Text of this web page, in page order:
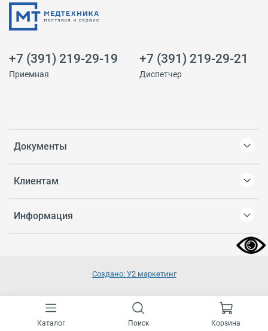
Документы
Клиентам
Информация
+7 (391) 219-29-19
Приемная
+7 (391) 219-29-21
Диспетчер
Создано: У2 маркетинг
Каталог Поиск Корзина